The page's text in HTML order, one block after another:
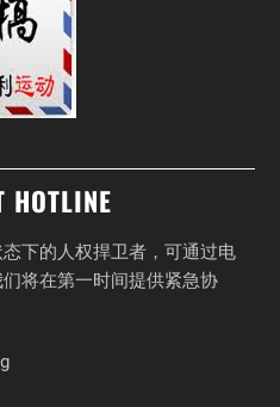
下的人权捍卫者，可通过电
将在第一时间提供紧急协